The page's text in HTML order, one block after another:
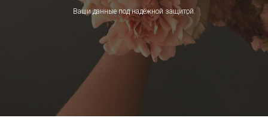
Ваши данные под надёжной защитой.